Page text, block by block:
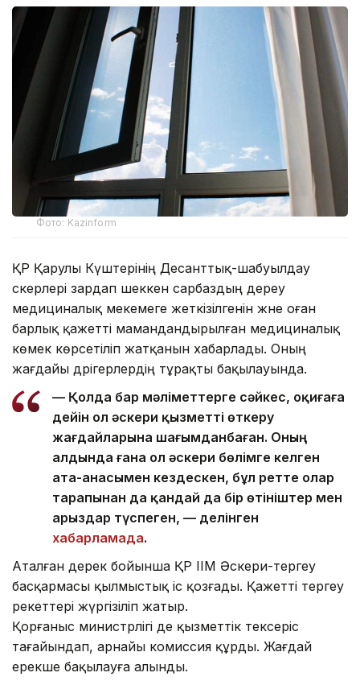
Фото: Kazinform
ҚР Қарулы Күштерінің Десанттық-шабуылдау
әскерлері зардап шеккен сарбаздың дереу
медициналық мекемеге жеткізілгенін және оған
барлық қажетті мамандандырылған медициналық
көмек көрсетіліп жатқанын хабарлады. Оның
жағдайы дәрігерлердің тұрақты бақылауында.
— Қолда бар мәліметтерге сәйкес, оқиғаға
дейін ол әскери қызметті өткеру
жағдайларына шағымданбаған. Оның
алдында ғана ол әскери бөлімге келген
ата-анасымен кездескен, бұл ретте олар
тарапынан да қандай да бір өтініштер мен
арыздар түспеген, — делінген
хабарламада.
Аталған дерек бойынша ҚР ІІМ Әскери-тергеу
басқармасы қылмыстық іс қозғады. Қажетті тергеу
әрекеттері жүргізіліп жатыр.
Қорғаныс министрлігі де қызметтік тексеріс
тағайындап, арнайы комиссия құрды. Жағдай
ерекше бақылауға алынды.